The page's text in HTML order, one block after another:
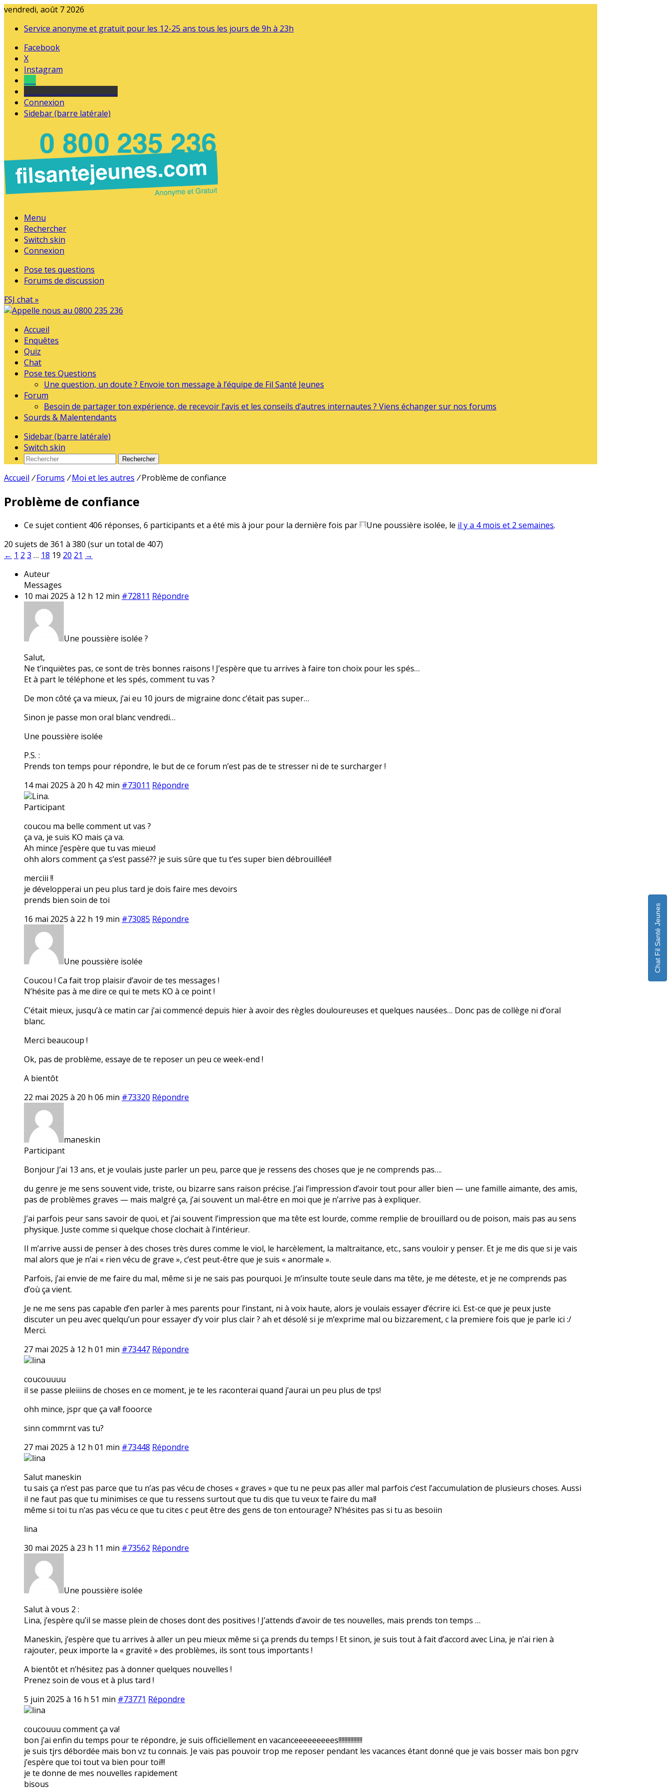
vendredi, août 7 2026
Service anonyme et gratuit pour les 12-25 ans tous les jours de 9h à 23h
Facebook
X
Instagram
Connexion
Sidebar (barre latérale)
Menu
Rechercher
Switch skin
Connexion
Pose tes questions
Forums de discussion
FSJ chat »
Accueil
Enquêtes
Quiz
Chat
Pose tes Questions
Une question, un doute ? Envoie ton message à l’équipe de Fil Santé Jeunes
Forum
Besoin de partager ton expérience, de recevoir l’avis et les conseils d’autres internautes ? Viens échanger sur nos forums
Sourds & Malentendants
Sidebar (barre latérale)
Switch skin
Rechercher
Accueil / Forums / Moi et les autres / Problème de confiance
Problème de confiance
Ce sujet contient 406 réponses, 6 participants et a été mis à jour pour la dernière fois par Une poussière isolée, le il y a 4 mois et 2 semaines.
20 sujets de 361 à 380 (sur un total de 407)
← 1 2 3 … 18 19 20 21 →
Auteur
Messages
10 mai 2025 à 12 h 12 min #72811 Répondre
Une poussière isolée ?
Salut,
Ne t’inquiètes pas, ce sont de très bonnes raisons ! J’espère que tu arrives à faire ton choix pour les spés…
Et à part le téléphone et les spés, comment tu vas ?
De mon côté ça va mieux, j’ai eu 10 jours de migraine donc c’était pas super…
Sinon je passe mon oral blanc vendredi…
Une poussière isolée
P.S. :
Prends ton temps pour répondre, le but de ce forum n’est pas de te stresser ni de te surcharger !
14 mai 2025 à 20 h 42 min #73011 Répondre
Lina.
Participant
coucou ma belle comment ut vas ?
ça va, je suis KO mais ça va.
Ah mince j’espère que tu vas mieux!
ohh alors comment ça s’est passé?? je suis sûre que tu t’es super bien débrouillée!!
merciii !!
je développerai un peu plus tard je dois faire mes devoirs
prends bien soin de toi
16 mai 2025 à 22 h 19 min #73085 Répondre
Une poussière isolée
Coucou ! Ca fait trop plaisir d’avoir de tes messages !
N’hésite pas à me dire ce qui te mets KO à ce point !
C’était mieux, jusqu’à ce matin car j’ai commencé depuis hier à avoir des règles douloureuses et quelques nausées… Donc pas de collège ni d’oral
blanc.
Merci beaucoup !
Ok, pas de problème, essaye de te reposer un peu ce week-end !
A bientôt
22 mai 2025 à 20 h 06 min #73320 Répondre
maneskin
Participant
Bonjour J’ai 13 ans, et je voulais juste parler un peu, parce que je ressens des choses que je ne comprends pas….
du genre je me sens souvent vide, triste, ou bizarre sans raison précise. J’ai l’impression d’avoir tout pour aller bien — une famille aimante, des amis,
pas de problèmes graves — mais malgré ça, j’ai souvent un mal-être en moi que je n’arrive pas à expliquer.
J’ai parfois peur sans savoir de quoi, et j’ai souvent l’impression que ma tête est lourde, comme remplie de brouillard ou de poison, mais pas au sens
physique. Juste comme si quelque chose clochait à l’intérieur.
Il m’arrive aussi de penser à des choses très dures comme le viol, le harcèlement, la maltraitance, etc., sans vouloir y penser. Et je me dis que si je vais
mal alors que je n’ai « rien vécu de grave », c’est peut-être que je suis « anormale ».
Parfois, j’ai envie de me faire du mal, même si je ne sais pas pourquoi. Je m’insulte toute seule dans ma tête, je me déteste, et je ne comprends pas
d’où ça vient.
Je ne me sens pas capable d’en parler à mes parents pour l’instant, ni à voix haute, alors je voulais essayer d’écrire ici. Est-ce que je peux juste
discuter un peu avec quelqu’un pour essayer d’y voir plus clair ? ah et désolé si je m’exprime mal ou bizzarement, c la premiere fois que je parle ici :/
Merci.
27 mai 2025 à 12 h 01 min #73447 Répondre
lina
coucouuuu
il se passe pleiiins de choses en ce moment, je te les raconterai quand j’aurai un peu plus de tps!
ohh mince, jspr que ça va!! fooorce
sinn commrnt vas tu?
27 mai 2025 à 12 h 01 min #73448 Répondre
lina
Salut maneskin
tu sais ça n’est pas parce que tu n’as pas vécu de choses « graves » que tu ne peux pas aller mal parfois c’est l’accumulation de plusieurs choses. Aussi
il ne faut pas que tu minimises ce que tu ressens surtout que tu dis que tu veux te faire du mal!
même si toi tu n’as pas vécu ce que tu cites c peut être des gens de ton entourage? N’hésites pas si tu as besoiin
lina
30 mai 2025 à 23 h 11 min #73562 Répondre
Une poussière isolée
Salut à vous 2 :
Lina, j’espère qu’il se masse plein de choses dont des positives ! J’attends d’avoir de tes nouvelles, mais prends ton temps …
Maneskin, j’espère que tu arrives à aller un peu mieux même si ça prends du temps ! Et sinon, je suis tout à fait d’accord avec Lina, je n’ai rien à
rajouter, peux importe la « gravité » des problèmes, ils sont tous importants !
A bientôt et n’hésitez pas à donner quelques nouvelles !
Prenez soin de vous et à plus tard !
5 juin 2025 à 16 h 51 min #73771 Répondre
lina
coucouuu comment ça va!
bon j’ai enfin du temps pour te répondre, je suis officiellement en vacanceeeeeeeees!!!!!!!!!!!!!!!!
je suis tjrs débordée mais bon vz tu connais. Je vais pas pouvoir trop me reposer pendant les vacances étant donné que je vais bosser mais bon pgrv
j’espère que toi tout va bien pour toi!!!
je te donne de mes nouvelles rapidement
bisous
Chat Fil Santé Jeunes